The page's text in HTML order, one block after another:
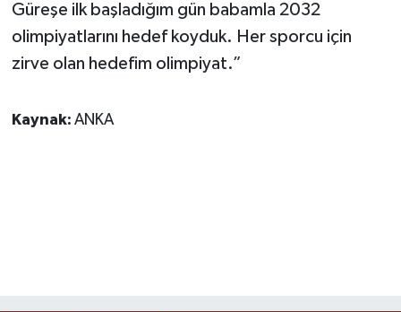
Güreşe ilk başladığım gün babamla 2032
olimpiyatlarını hedef koyduk. Her sporcu için
zirve olan hedefim olimpiyat.”
Kaynak: ANKA